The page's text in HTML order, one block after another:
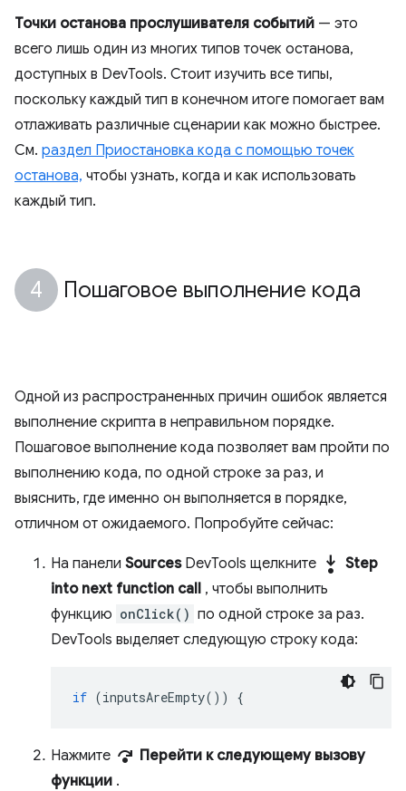
Точки останова прослушивателя событий — это
всего лишь один из многих типов точек останова,
доступных в DevTools. Стоит изучить все типы,
поскольку каждый тип в конечном итоге помогает вам
отлаживать различные сценарии как можно быстрее.
См. раздел Приостановка кода с помощью точек
останова, чтобы узнать, когда и как использовать
каждый тип.
Пошаговое выполнение кода
Одной из распространенных причин ошибок является
выполнение скрипта в неправильном порядке.
Пошаговое выполнение кода позволяет вам пройти по
выполнению кода, по одной строке за раз, и
выяснить, где именно он выполняется в порядке,
отличном от ожидаемого. Попробуйте сейчас:
На панели SourcesDevTools щелкните step_into Step
into next function call , чтобы выполнить
функцию onClick() по одной строке за раз.
DevTools выделяет следующую строку кода:
if (inputsAreEmpty()) {
Нажмите step_over Перейти к следующему вызову
функции .